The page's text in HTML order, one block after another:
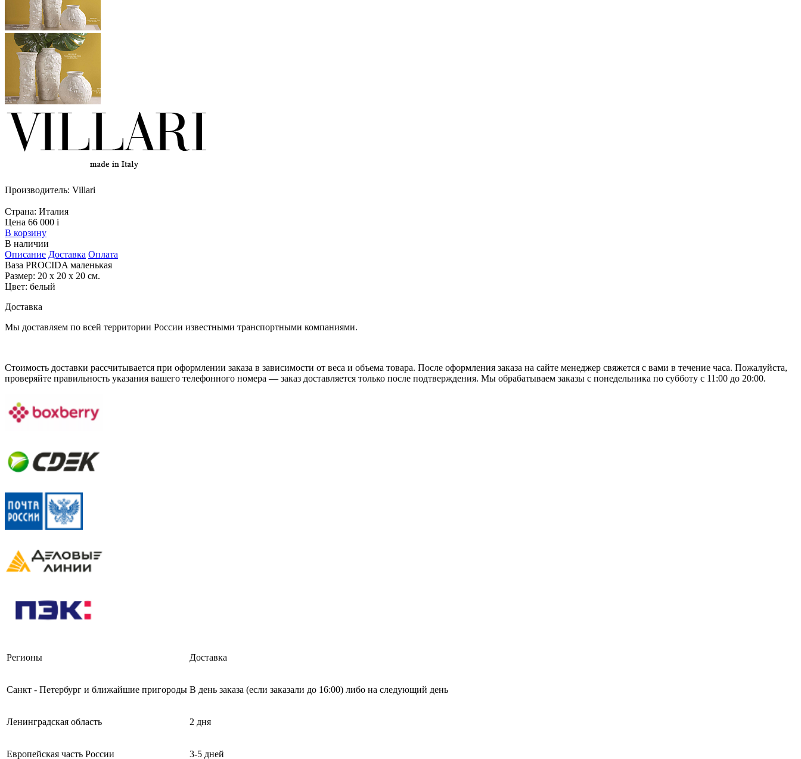
Производитель: Villari
Страна: Италия
Цена 66 000 i
В корзину
В наличии
Описание Доставка Оплата
Ваза PROCIDA маленькая
Размер: 20 х 20 х 20 см.
Цвет: белый
Доставка
Мы доставляем по всей территории России известными транспортными компаниями.
Стоимость доставки рассчитывается при оформлении заказа в зависимости от веса и объема товара. После оформления заказа на сайте менеджер свяжется с вами в течение часа. Пожалуйста,
проверяйте правильность указания вашего телефонного номера — заказ доставляется только после подтверждения. Мы обрабатываем заказы с понедельника по субботу с 11:00 до 20:00.
Регионы Доставка
Санкт - Петербург и ближайшие пригороды В день заказа (если заказали до 16:00) либо на следующий день
Ленинградская область 2 дня
Европейская часть России 3-5 дней